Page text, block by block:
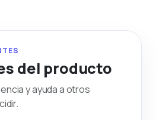
del producto
y ayuda a otros